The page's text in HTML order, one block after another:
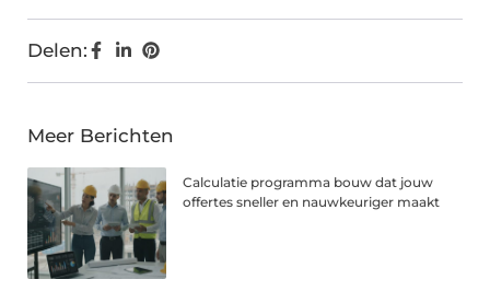
Delen:
Meer Berichten
Calculatie programma bouw dat jouw
offertes sneller en nauwkeuriger maakt